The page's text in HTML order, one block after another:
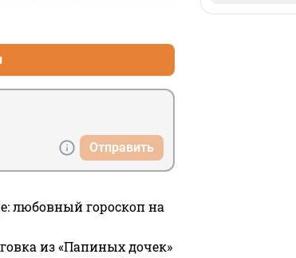
Отправить
любовный гороскоп на
из «Папиных дочек»